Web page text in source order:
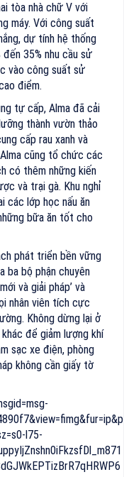
tòa nhà chữ V với
máy. Với công suất
dự tính hệ thống
35% nhu cầu sử
vào công suất sử
điểm.
tự cấp, Alma đã cải
thành vườn thảo
cấp rau xanh và
cũng tổ chức các
có thêm những kiến
và trại gà. Khu nghỉ
các lớp học nấu ăn
bữa ăn tốt cho
phát triển bền vững
ba bộ phận chuyên
và giải pháp’ và
nhân viên tích cực
Không dừng lại ở
để giảm lượng khí
sạc xe điện, phòng
không cần giấy tờ